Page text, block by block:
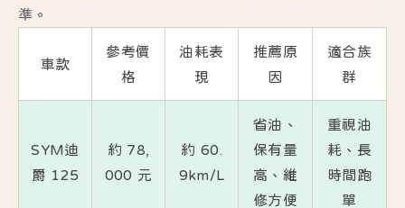
準。
車款
參考價
格
油耗表
現
推薦原
因
適合族
群
SYM迪
爵 125
約 78,
000 元
約 60.
9km/L
省油、
保有量
高、維
修方便
重視油
耗、長
時間跑
單